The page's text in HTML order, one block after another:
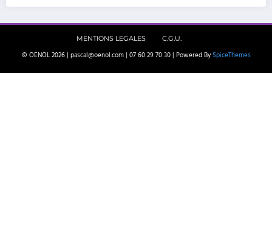
MENTIONS LEGALES C.G.U.
© OENOL 2026 | pascal@oenol.com | 07 60 29 70 30 | Powered By SpiceThemes